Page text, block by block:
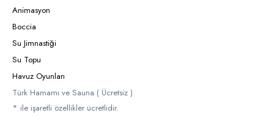
Animasyon
Boccia
Su Jimnastiği
Su Topu
Havuz Oyunları
Türk Hamamı ve Sauna ( Ücretsiz )
* ile işaretli özellikler ücretlidir.